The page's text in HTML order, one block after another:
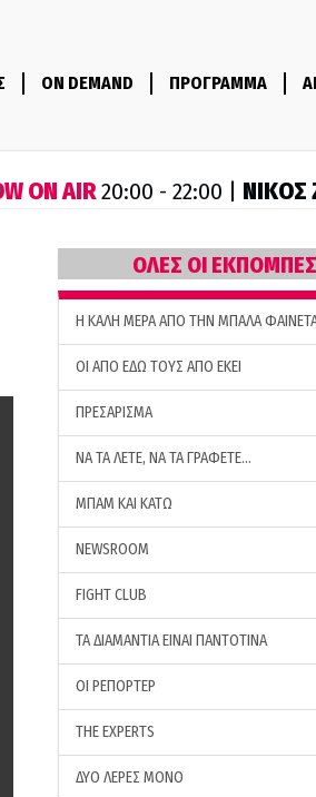
ON DEMAND ΠΡΟΓΡΑΜΜΑ
ON AIR20:00 - 22:00 | ΝΙΚΟΣ
ΟΛΕΣ ΟΙ ΕΚΠΟΜΠΕΣ
H ΚΑΛΗ ΜΕΡΑ ΑΠΟ ΤΗΝ ΜΠΑΛΑ
ΟΙ ΑΠΟ ΕΔΩ ΤΟΥΣ ΑΠΟ ΕΚΕΙ
ΠΡΕΣΑΡΙΣΜΑ
ΝΑ ΤΑ ΛΕΤΕ, ΝΑ ΤΑ ΓΡΑΦΕΤΕ…
ΜΠΑΜ ΚΑΙ ΚΑΤΩ
NEWSROOM
FIGHT CLUB
ΤΑ ΔΙΑΜΑΝΤΙΑ ΕΙΝΑΙ ΠΑΝΤΟΤΙΝΑ
ΟΙ ΡΕΠΟΡΤΕΡ
THE EXPERTS
ΔΥΟ ΛΕΡΕΣ ΜΟΝΟ